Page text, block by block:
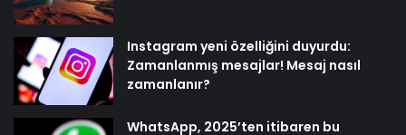
Instagram yeni özelliğini duyurdu:
Zamanlanmış mesajlar! Mesaj nasıl
zamanlanır?
WhatsApp, 2025’ten itibaren bu